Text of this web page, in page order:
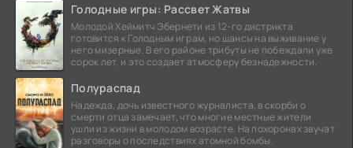
Голодные игры: Рассвет Жатвы
Молодой Хеймитч Эбернети из 12-го дистрикта
готовится к Голодным играм, но шансы на выживание у
него мизерные. В его районе трибуты не побеждали уже
сорок лет, и это создает атмосферу безнадежности.
Полураспад
Надежда, дочь известного журналиста, в скорби о
смерти отца замечает, что многие местные жители
ушли из жизни в молодом возрасте. На похоронах звучат
разговоры о последствиях атомной бомбы.